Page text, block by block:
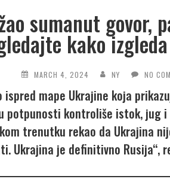
sumanut govor,
kako
MARCH 4, 2024 NY NO
ispred mape Ukrajine koja
potpunosti kontroliše istok, jug i
trenutku rekao da Ukrajina
Ukrajina je definitivno Rusija“,